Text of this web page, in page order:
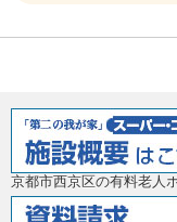
京都市西京区の有料老人